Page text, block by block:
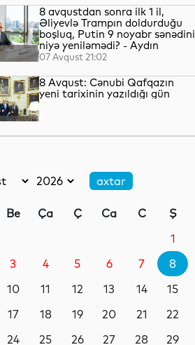
8 avqustdan sonra ilk 1 il,
Əliyevlə Trampın doldurduğu
boşluq, Putin 9 noyabr sənədini
niyə yeniləmədi? - Aydın
QULİYEV yazır...
07 Avqust 21:02
8 Avqust: Cənubi Qafqazın
yeni tarixinin yazıldığı gün
konturları
Paşinyan niyə üzr istəmişdi?
07 Avqust 20:41
ÜST legioner xəstəliyinin
07 Avqust 20:17
Be Ça Ç Ca C
Ş
1
3 4 5 6 7
8
10 11 12 13 14
15
17 18 19 20 21
22
24 25 26 27 28
29